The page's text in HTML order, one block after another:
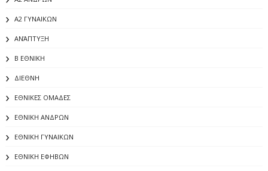
Α2 ΓΥΝΑΙΚΩΝ
ΑΝΆΠΤΥΞΗ
Β ΕΘΝΙΚΗ
ΔΙΕΘΝΗ
ΕΘΝΙΚΕΣ ΟΜΑΔΕΣ
ΕΘΝΙΚΗ ΑΝΔΡΩΝ
ΕΘΝΙΚΗ ΓΥΝΑΙΚΩΝ
ΕΘΝΙΚΗ ΕΦΗΒΩΝ